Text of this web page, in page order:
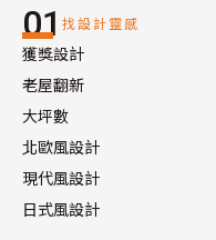
01 找設計靈感
獲獎設計
老屋翻新
大坪數
北歐風設計
現代風設計
日式風設計